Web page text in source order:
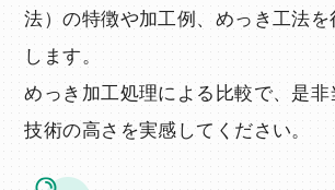
法）の特徴や加工例、めっき工法
します。
めっき加工処理による比較で、是
技術の高さを実感してください。